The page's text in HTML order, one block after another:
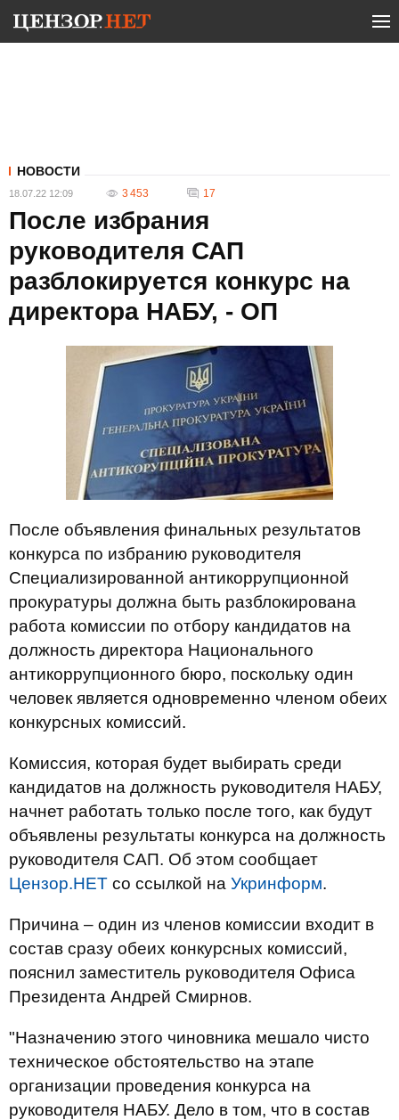
НОВОСТИ
18.07.22 12:09 3 453 17
После избрания
руководителя САП
разблокируется конкурс на
директора НАБУ, - ОП
После объявления финальных результатов
конкурса по избранию руководителя
Специализированной антикоррупционной
прокуратуры должна быть разблокирована
работа комиссии по отбору кандидатов на
должность директора Национального
антикоррупционного бюро, поскольку один
человек является одновременно членом обеих
конкурсных комиссий.
Комиссия, которая будет выбирать среди
кандидатов на должность руководителя НАБУ,
начнет работать только после того, как будут
объявлены результаты конкурса на должность
руководителя САП. Об этом сообщает
Цензор.НЕТ со ссылкой на Укринформ.
Причина – один из членов комиссии входит в
состав сразу обеих конкурсных комиссий,
пояснил заместитель руководителя Офиса
Президента Андрей Смирнов.
"Назначению этого чиновника мешало чисто
техническое обстоятельство на этапе
организации проведения конкурса на
руководителя НАБУ. Дело в том, что в состав